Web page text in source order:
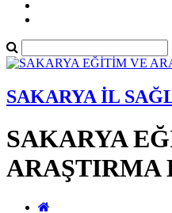
SAKARYA İL
SAKARYA
ARAŞTIRMA